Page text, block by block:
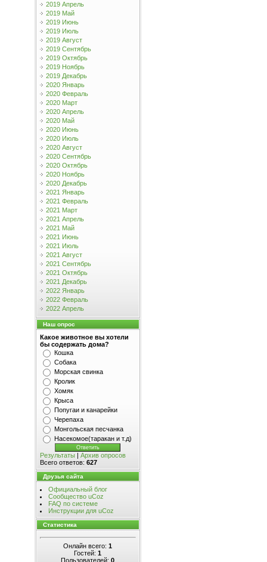
2019 Апрель
2019 Май
2019 Июнь
2019 Июль
2019 Август
2019 Сентябрь
2019 Октябрь
2019 Ноябрь
2019 Декабрь
2020 Январь
2020 Февраль
2020 Март
2020 Апрель
2020 Май
2020 Июнь
2020 Июль
2020 Август
2020 Сентябрь
2020 Октябрь
2020 Ноябрь
2020 Декабрь
2021 Январь
2021 Февраль
2021 Март
2021 Апрель
2021 Май
2021 Июнь
2021 Июль
2021 Август
2021 Сентябрь
2021 Октябрь
2021 Декабрь
2022 Январь
2022 Февраль
2022 Апрель
Наш опрос
Какое животное вы хотели
бы содержать дома?
Кошка
Собака
Морская свинка
Кролик
Хомяк
Крыса
Попугаи и канарейки
Черепаха
Монгольская песчанка
Насекомое(таракан и т.д)
Результаты| Архив опросов
Всего ответов: 627
Друзья сайта
Официальный блог
Сообщество uCoz
FAQ по системе
Инструкции для uCoz
Статистика
Онлайн всего: 1
Гостей: 1
Пользователей: 0